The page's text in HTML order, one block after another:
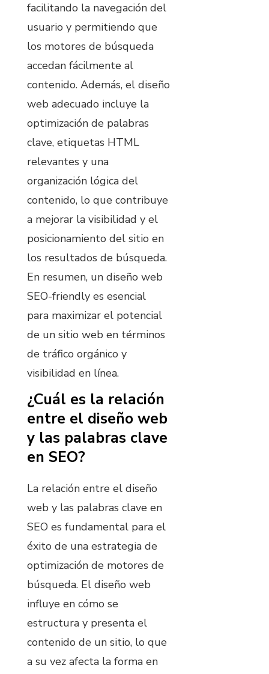
facilitando la navegación del
usuario y permitiendo que
los motores de búsqueda
accedan fácilmente al
contenido. Además, el diseño
web adecuado incluye la
optimización de palabras
clave, etiquetas HTML
relevantes y una
organización lógica del
contenido, lo que contribuye
a mejorar la visibilidad y el
posicionamiento del sitio en
los resultados de búsqueda.
En resumen, un diseño web
SEO-friendly es esencial
para maximizar el potencial
de un sitio web en términos
de tráfico orgánico y
visibilidad en línea.
¿Cuál es la relación
entre el diseño web
y las palabras clave
en SEO?
La relación entre el diseño
web y las palabras clave en
SEO es fundamental para el
éxito de una estrategia de
optimización de motores de
búsqueda. El diseño web
influye en cómo se
estructura y presenta el
contenido de un sitio, lo que
a su vez afecta la forma en